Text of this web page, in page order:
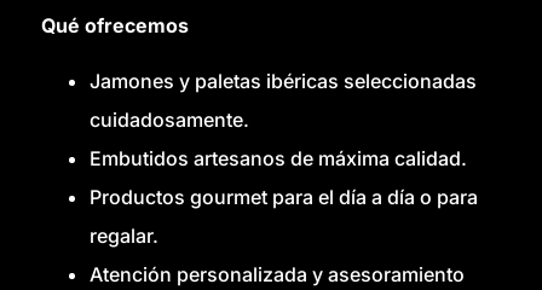
Qué ofrecemos
Jamones y paletas ibéricas seleccionadas
cuidadosamente.
Embutidos artesanos de máxima calidad.
Productos gourmet para el día a día o para
regalar.
Atención personalizada y asesoramiento